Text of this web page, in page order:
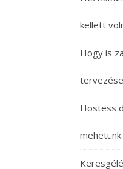
kellett
Hogy is
Hostess